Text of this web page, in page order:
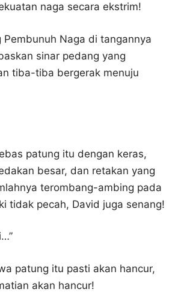
naga secara ekstrim!
Pembunuh Naga di tangannya
sinar pedang yang
tiba-tiba bergerak menuju
patung itu dengan keras,
besar, dan retakan yang
terombang-ambing pada
tidak pecah, David juga senang!
patung itu pasti akan hancur,
akan hancur!